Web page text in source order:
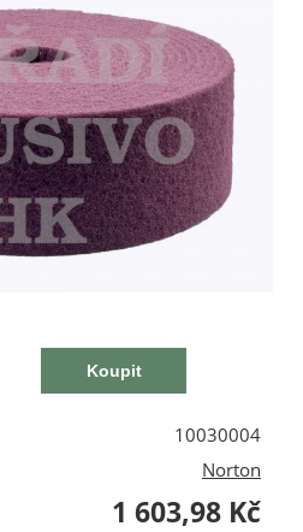
10030004
Norton
1 603,98 Kč